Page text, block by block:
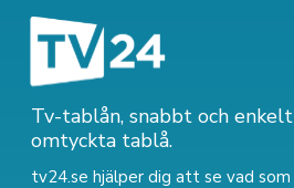
Tv-tablån, snabbt och
omtyckta tablå.
tv24.se hjälper dig att se vad som